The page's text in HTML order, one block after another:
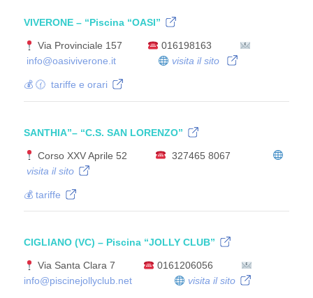
VIVERONE – “Piscina “OASI”
Via Provinciale 157
016198163
info@oasiviverone.it
visita il sito
💰 🕜 tariffe e orari
SANTHIA”– “C.S. SAN LORENZO”
Corso XXV Aprile 52
327465 8067
visita il sito
💰 tariffe
CIGLIANO (VC) – Piscina “JOLLY CLUB”
Via Santa Clara 7
0161206056
info@piscinejollyclub.net
visita il sito